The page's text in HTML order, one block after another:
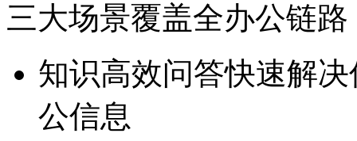
三大场景覆盖全办公链路
知识高效问答快速解决
公信息